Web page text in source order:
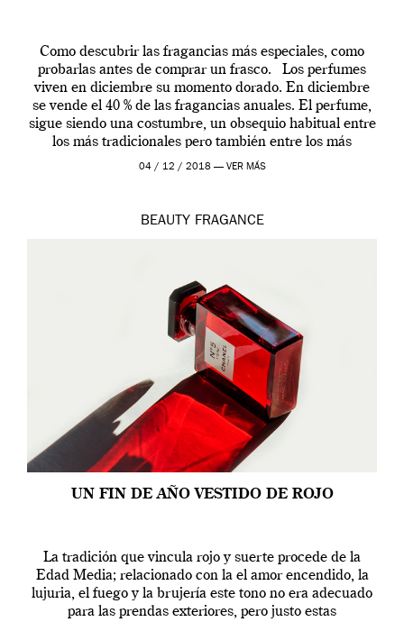
Como descubrir las fragancias más especiales, como
probarlas antes de comprar un frasco. Los perfumes
viven en diciembre su momento dorado. En diciembre
se vende el 40 % de las fragancias anuales. El perfume,
sigue siendo una costumbre, un obsequio habitual entre
los más tradicionales pero también entre los más
modernos. Estos días ha […]
04 / 12 / 2018 — VER MÁS
BEAUTY FRAGANCE
UN FIN DE AÑO VESTIDO DE ROJO
La tradición que vincula rojo y suerte procede de la
Edad Media; relacionado con la el amor encendido, la
lujuria, el fuego y la brujería este tono no era adecuado
para las prendas exteriores, pero justo estas